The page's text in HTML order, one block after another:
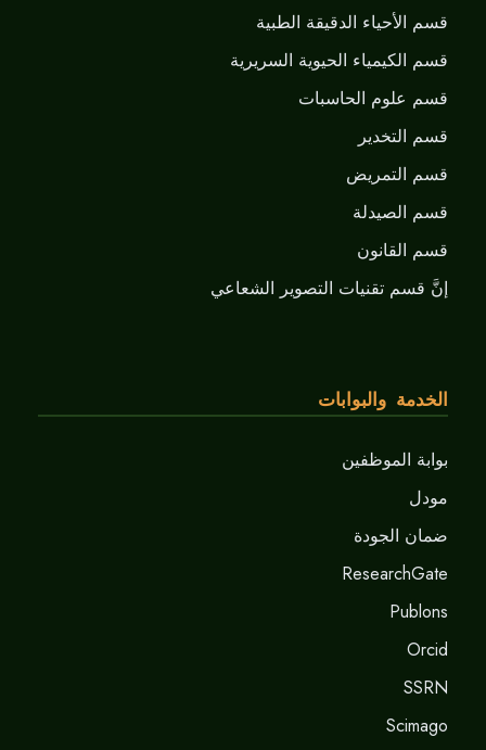
قسم الأحياء الدقيقة الطبية
قسم الكيمياء الحيوية السريرية
قسم علوم الحاسبات
قسم التخدير
قسم التمريض
قسم الصيدلة
قسم القانون
إنَّ قسم تقنيات التصوير الشعاعي
الخدمة والبوابات
بوابة الموظفين
مودل
ضمان الجودة
ResearchGate
Publons
Orcid
SSRN
Scimago